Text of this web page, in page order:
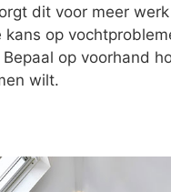
dit voor meer
kans op
op voorhand
wilt.